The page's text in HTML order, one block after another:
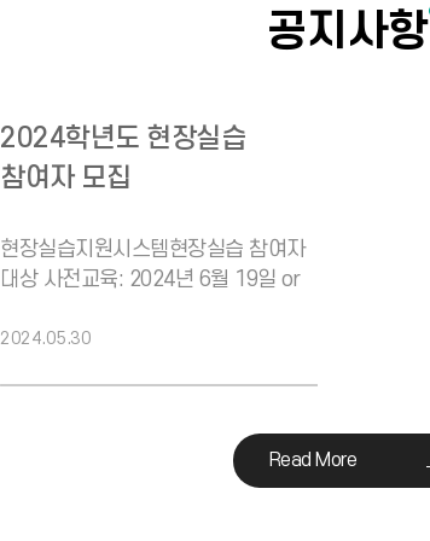
공지사항
2024학년도 현장실습
참여자 모집
현장실습지원시스템현장실습 참여자
대상 사전교육: 2024년 6월 19일 or
2024.05.30
Read More